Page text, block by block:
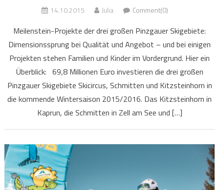
14.10.2015 Julia Comment(0)
Meilenstein-Projekte der drei großen Pinzgauer Skigebiete:
Dimensionssprung bei Qualität und Angebot – und bei einigen
Projekten stehen Familien und Kinder im Vordergrund. Hier ein
Überblick: 69,8 Millionen Euro investieren die drei großen
Pinzgauer Skigebiete Skicircus, Schmitten und Kitzsteinhorn in
die kommende Wintersaison 2015/2016. Das Kitzsteinhorn in
Kaprun, die Schmitten in Zell am See und […]